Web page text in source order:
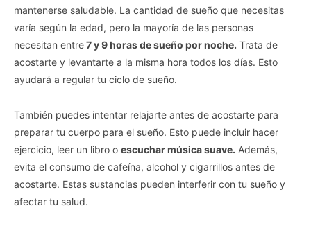
mantenerse saludable. La cantidad de sueño que necesitas
varía según la edad, pero la mayoría de las personas
necesitan entre7 y 9 horas de sueño por noche. Trata de
acostarte y levantarte a la misma hora todos los días. Esto
ayudará a regular tu ciclo de sueño.
También puedes intentar relajarte antes de acostarte para
preparar tu cuerpo para el sueño. Esto puede incluir hacer
ejercicio, leer un libro o escuchar música suave. Además,
evita el consumo de cafeína, alcohol y cigarrillos antes de
acostarte. Estas sustancias pueden interferir con tu sueño y
afectar tu salud.